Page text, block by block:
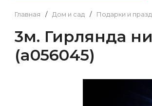
Главная / Дом и сад / Подарки и
3м. Гирлянда
(a056045)